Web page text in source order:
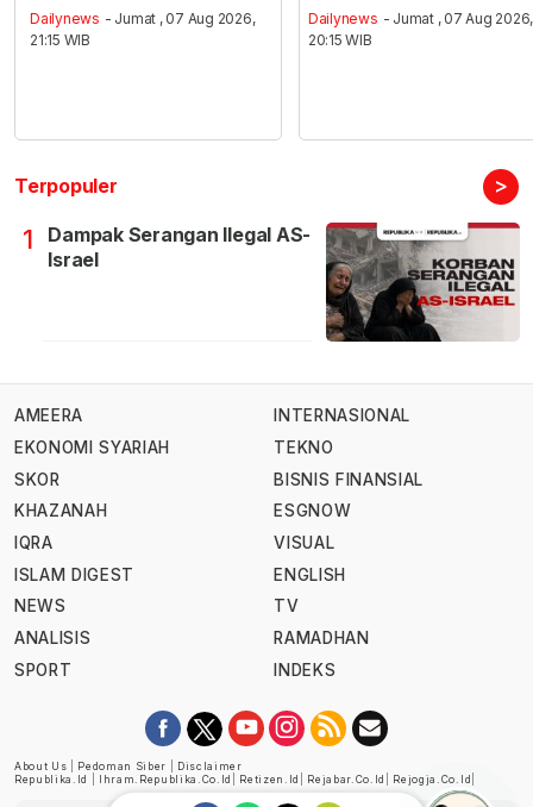
Dailynews - Jumat , 07 Aug 2026,
21:15 WIB
Dailynews - Jumat , 07 Aug 2026,
20:15 WIB
Terpopuler >
1
Dampak Serangan Ilegal AS-
Israel
AMEERA
EKONOMI SYARIAH
SKOR
KHAZANAH
IQRA
ISLAM DIGEST
NEWS
ANALISIS
SPORT
INTERNASIONAL
TEKNO
BISNIS FINANSIAL
ESGNOW
VISUAL
ENGLISH
TV
RAMADHAN
INDEKS
About Us Pedoman Siber
Disclaimer
Republika.id
Ihram.republika.co.id Retizen.id Rejabar.co.id Rejogja.co.id